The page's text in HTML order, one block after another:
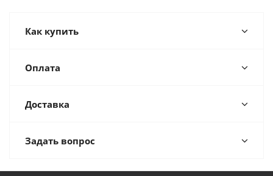
Как купить
Оплата
Доставка
Задать вопрос